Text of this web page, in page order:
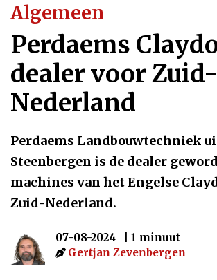
Algemeen
Perdaems
dealer voor Zuid-
Nederland
Perdaems Landbouwtechniek
Steenbergen is de dealer
machines van het Engelse
Zuid-Nederland.
07-08-2024
| 1 minuut
Gertjan Zevenbergen